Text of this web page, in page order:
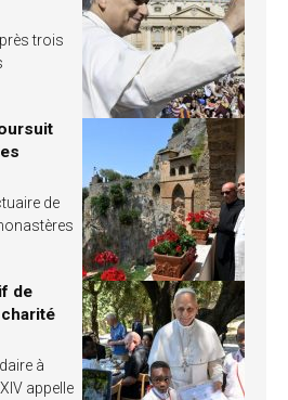
trois
de
de
à
appelle